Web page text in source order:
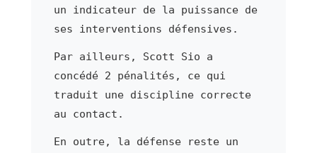
un indicateur de la puissance de
ses interventions défensives.
Par ailleurs, Scott Sio a
concédé 2 pénalités, ce qui
traduit une discipline correcte
au contact.
En outre, la défense reste un